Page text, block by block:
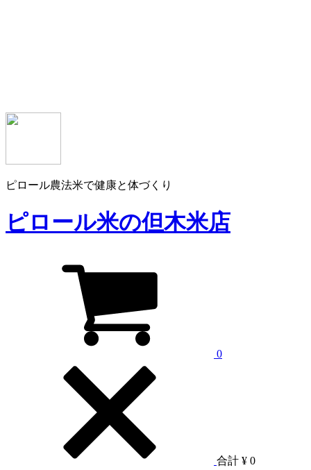
ピロール農法米で健康と体づくり
ピロール米の但木米店
0
合計 ¥ 0